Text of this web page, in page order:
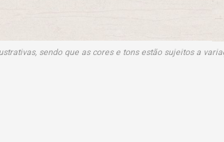
sendo que as cores e tons estão sujeitos a